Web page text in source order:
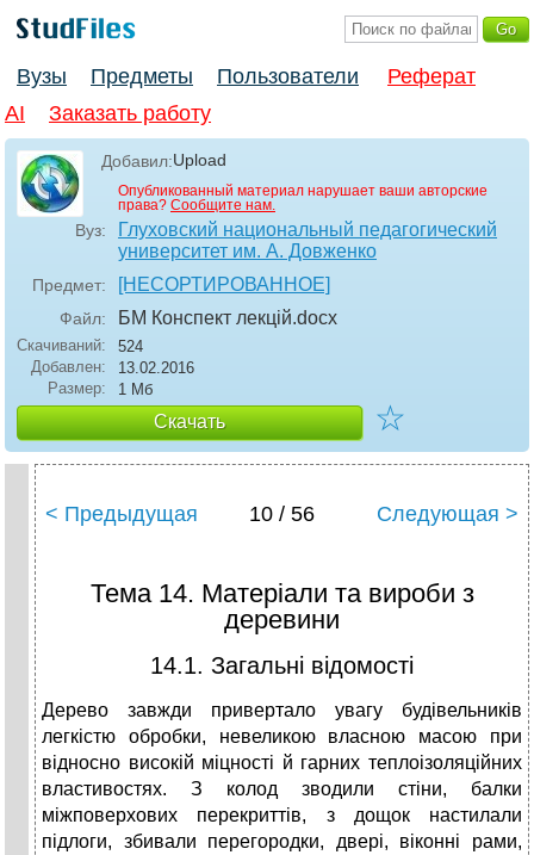
Вузы Предметы Пользователи
Реферат
AI
Заказать работу
Добавил:Upload
Опубликованный материал нарушает ваши авторские
права? Сообщите нам.
Вуз:
Глуховский национальный педагогический
университет им. А. Довженко
Предмет: [НЕСОРТИРОВАННОЕ]
Файл: БМ Конспект лекцій.docx
Скачиваний:
524
Добавлен:
13.02.2016
Размер:
1 Мб
Скачать ☆
< Предыдущая 10 / 56 Следующая >
Тема 14. Матеріали та вироби з
деревини
14.1. Загальні відомості
Дерево завжди привертало увагу будівельників
легкістю обробки, невеликою власною масою при
відносно високій міцності й гарних теплоізоляційних
властивостях. З колод зводили стіни, балки
міжповерхових перекриттів, з дощок настилали
підлоги, збивали перегородки, двері, віконні рами,